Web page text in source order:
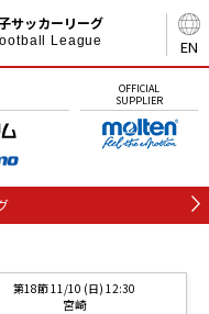
EN
サッカーリーグ
League
OFFICIAL
SUPPLIER
第18節 11/10 (日) 12:30
宮崎